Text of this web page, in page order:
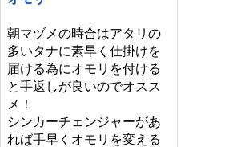
朝マヅメの時合はアタリの
多いタナに素早く仕掛けを
届ける為にオモリを付ける
と手返しが良いのでオスス
メ！
シンカーチェンジャーがあ
れば手早くオモリを変える